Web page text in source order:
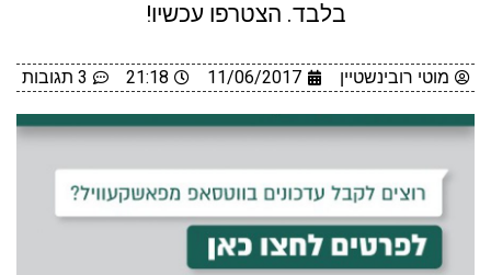
בלבד. הצטרפו עכשיו!
מוטי רובינשטיין 11/06/2017
21:18 3 תגובות